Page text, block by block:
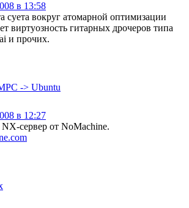
в 13:58
суета вокруг атомарной оптимизации
виртуозность гитарных дрочеров типа
и прочих.
-> Ubuntu
в 12:27
сервер от NoMachine.